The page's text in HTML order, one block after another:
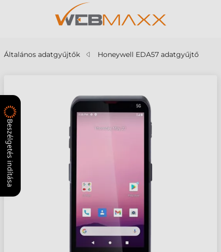
Általános adatgyűjtők Honeywell EDA57 adatgyűjtő
Beszélgetés indítása